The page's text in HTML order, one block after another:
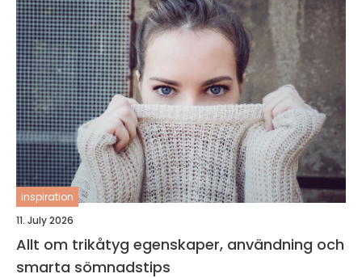
inspiration
11. July 2026
Allt om trikåtyg egenskaper, användning och
smarta sömnadstips